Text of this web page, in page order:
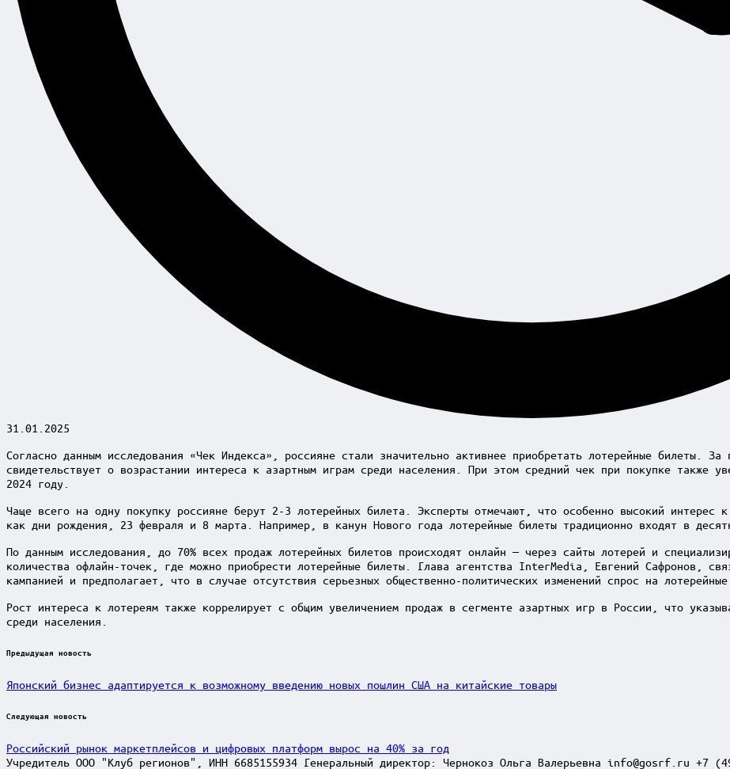
31.01.2025
Согласно данным исследования «Чек Индекса», россияне стали значительно активнее приобретать лотерейные билеты.
свидетельствует о возрастании интереса к азартным играм среди населения. При этом средний чек при покупке также
2024 году.
Чаще всего на одну покупку россияне берут 2-3 лотерейных билета. Эксперты отмечают, что особенно высокий интерес
как дни рождения, 23 февраля и 8 марта. Например, в канун Нового года лотерейные билеты традиционно входят в
По данным исследования, до 70% всех продаж лотерейных билетов происходят онлайн — через сайты лотерей и
количества офлайн-точек, где можно приобрести лотерейные билеты. Глава агентства InterMedia, Евгений Сафронов,
кампанией и предполагает, что в случае отсутствия серьезных общественно-политических изменений спрос на
Рост интереса к лотереям также коррелирует с общим увеличением продаж в сегменте азартных игр в России, что
среди населения.
Post
Предыдущая новость
Японский бизнес адаптируется к возможному введению новых пошлин США на китайские товары
Следующая новость
Российский рынок маркетплейсов и цифровых платформ вырос на 40% за год
Учредитель ООО "Клуб регионов", ИНН 6685155934 Генеральный директор: Чернокоз Ольга Валерьевна info@gosrf.ru +7